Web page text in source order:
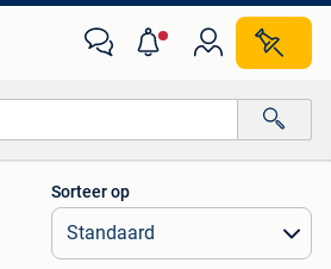
Alle afstanden…
Sorteer op